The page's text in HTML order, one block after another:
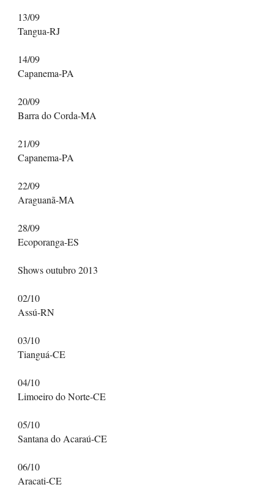
13/09
Tangua-RJ
14/09
Capanema-PA
20/09
Barra do Corda-MA
21/09
Capanema-PA
22/09
Araguanã-MA
28/09
Ecoporanga-ES
Shows outubro 2013
02/10
Assú-RN
03/10
Tianguá-CE
04/10
Limoeiro do Norte-CE
05/10
Santana do Acaraú-CE
06/10
Aracati-CE